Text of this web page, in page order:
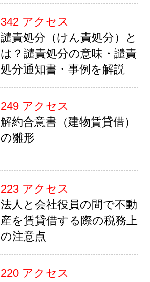
342 アクセス
譴責処分（けん責処分）と
は？譴責処分の意味・譴責
処分通知書・事例を解説
249 アクセス
解約合意書（建物賃貸借）
の雛形
223 アクセス
法人と会社役員の間で不動
産を賃貸借する際の税務上
の注意点
220 アクセス